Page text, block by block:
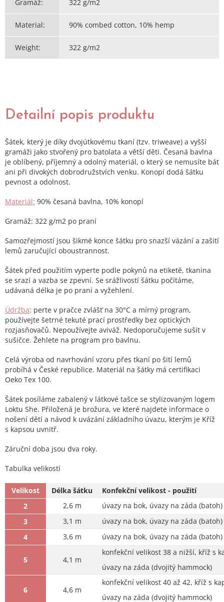
Gramáž: 322 g/m2
Material: 90% combed cotton, 10% hemp
Weight: 322 g/m2
Detailní popis produktu
Šátek, který je díky dvojútkovému tkaní (tzv. triweave) a vyšší
gramáži jako stvořený pro batolata a větší děti. Česaná bavlna
je oblíbený, příjemný a odolný materiál, o který se nemusíte bát
ani při divokých dobrodružstvích venku. Konopí dodá šátku
pevnost a odolnost.
Materiál: 90% česaná bavlna, 10% konopí
Gramáž: 322 g/m2 po praní
Samozřejmostí jsou šikmé konce šátku pro snazší vázání a zašití
lemů zaručující oboustrannost.
Šátek před použitím vyperte podle pokynů na etiketě, tkanina
se srazí a vazba se zpevní. Se srážlivostí šátku počítáme,
udávaná délka je po praní a vyžehlení.
Údržba: perte v pračce zvlášť na 30°C a mírný program,
používejte šetrné tekuté prací prostředky bez optických
rozjasňovačů. Nepoužívejte aviváž. Nedoporučujeme sušit v
sušičce. Žehlete na program pro bavlnu.
Celá výroba od navrhování vzoru přes tkaní po šití lemů
probíhá v České republice. Materiál na šátky má certifikaci
Oeko Tex 100.
Šátek posíláme zabalený v látkové tašce se stylizovaným logem
Loktu She. Přiložená je brožura, ve které najdete informace o
nošení dětí a návod k uvázání základního úvazu, kterým je Kříž
s kapsou uvnitř.
Záruční doba jsou dva roky.
Tabulka velikostí
Velikost Délka šátku
Konfekční velikost - použití
2
2,6 m
úvazy na bok, úvazy na záda (batoh)
3
3,1 m
úvazy na bok, úvazy na záda (batoh)
4
3,6 m úvazy na bok, úvazy na záda (batoh)
5 4,1 m
konfekční velikost 38 a nižší, kříž s
úvazy na záda (dvojitý hammock)
6 4,6 m
konfekční velikost 40 až 42, kříž s
úvazy na záda (dvojitý hammock)